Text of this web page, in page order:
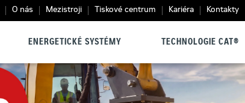
O nás Mezistroji Tiskové centrum Kariéra Kontakty
ENERGETICKÉ SYSTÉMY TECHNOLOGIE CAT®